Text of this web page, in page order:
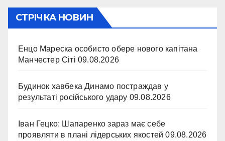
СТРІЧКА НОВИН
Енцо Мареска особисто обере нового капітана
Манчестер Сіті 09.08.2026
Будинок хавбека Динамо постраждав у
результаті російського удару 09.08.2026
Іван Гецко: Шапаренко зараз має себе
проявляти в плані лідерських якостей 09.08.2026